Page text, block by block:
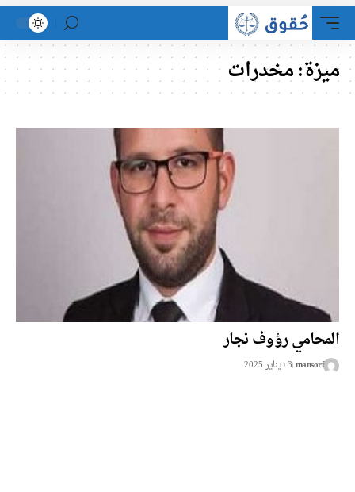
ميزة:مخدرات
المحامي رؤوف نجار
mansorf 3 בيناير 2025